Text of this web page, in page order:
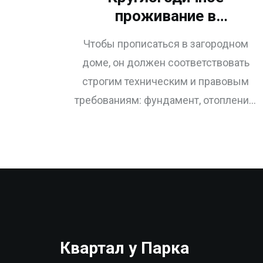
проживание в
загородном доме: что
нужно для прописки и
комфорта
Чтобы прописаться в загородном
доме, он должен соответствовать
строгим техническим и правовым
требованиям: фундамент, отопление,
Квартал у Парка